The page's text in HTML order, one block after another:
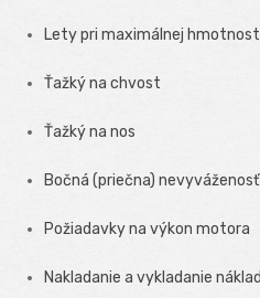
Lety pri maximálnej
Ťažký na chvost
Ťažký na nos
Bočná (priečna) nevyváženosť
Požiadavky na výkon motora
Nakladanie a vykladanie